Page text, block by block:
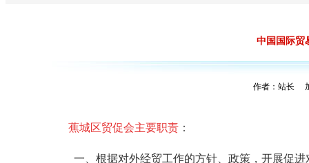
中国国际贸
作者：站长
蕉城区贸促会主要职责 ：
一、根据对外经贸工作的方针、政策，开展促进